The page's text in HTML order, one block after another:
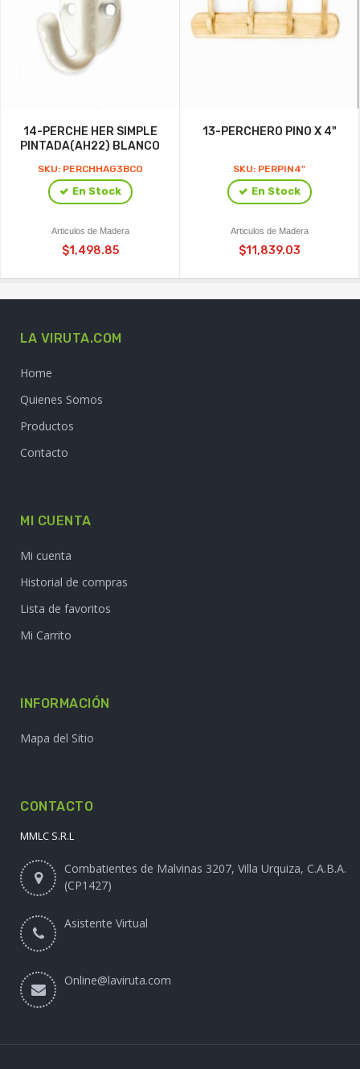
14-PERCHE HER SIMPLE
PINTADA(AH22) BLANCO
SKU: PERCHHAG3BCO
En Stock
Articulos de Madera
$1,498.85
13-PERCHERO PINO X 4"
SKU: PERPIN4"
En Stock
Articulos de Madera
$11,839.03
LA VIRUTA.COM
Home
Quienes Somos
Productos
Contacto
MI CUENTA
Mi cuenta
Historial de compras
Lista de favoritos
Mi Carrito
INFORMACIÓN
Mapa del Sitio
CONTACTO
MMLC S.R.L
Combatientes de Malvinas 3207, Villa Urquiza, C.A.B.A.
(CP1427)
Asistente Virtual
Online@laviruta.com